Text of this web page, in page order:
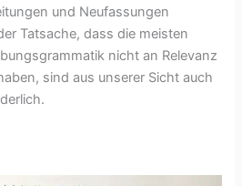
und Neufassungen
Tatsache, dass die meisten
nicht an Relevanz
sind aus unserer Sicht auch